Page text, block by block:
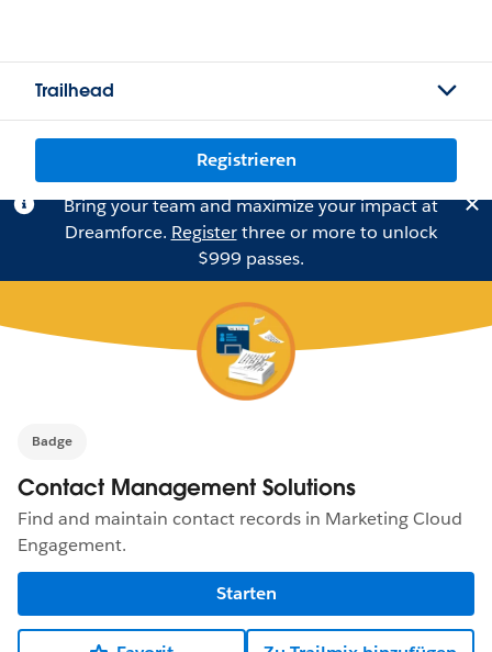
Trailhead
Registrieren
Bring your team and maximize your impact at
Dreamforce. Registerthree or more to unlock
$999 passes.
Badge
Contact Management Solutions
Find and maintain contact records in Marketing Cloud
Engagement.
Starten